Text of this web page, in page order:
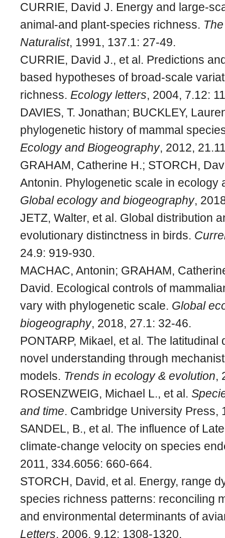
CURRIE, David J. Energy and large-
animal-and plant-species richness.
Naturalist, 1991, 137.1: 27-49.
CURRIE, David J., et al. Predictions
based hypotheses of broad‐scale
richness. Ecology letters, 2004, 7.12:
DAVIES, T. Jonathan; BUCKLEY,
phylogenetic history of mammal
Ecology and Biogeography, 2012,
GRAHAM, Catherine H.; STORCH,
Antonin. Phylogenetic scale in ecology
Global ecology and biogeography,
JETZ, Walter, et al. Global distribution
evolutionary distinctness in birds.
24.9: 919-930.
MACHAC, Antonin; GRAHAM,
David. Ecological controls of
vary with phylogenetic scale. Global
biogeography, 2018, 27.1: 32-46.
PONTARP, Mikael, et al. The latitudinal
novel understanding through
models. Trends in ecology & evolution,
ROSENZWEIG, Michael L., et al.
and time. Cambridge University Press,
SANDEL, B., et al. The influence of
climate-change velocity on species
2011, 334.6056: 660-664.
STORCH, David, et al. Energy, range
species richness patterns: reconciling
and environmental determinants of
Letters, 2006, 9.12: 1308-1320.